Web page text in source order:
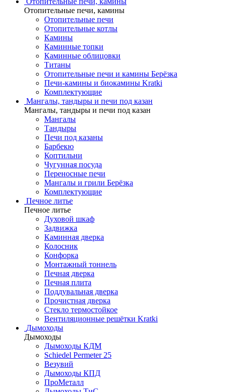
Отопительные печи, камины
Отопительные печи
Отопительные котлы
Камины
Каминные топки
Каминные облицовки
Титаны
Отопительные печи и камины Берёзка
Печи-камины и биокамины Kratki
Комплектующие
Мангалы, тандыры и печи под казан
Мангалы, тандыры и печи под казан
Мангалы
Тандыры
Печи под казаны
Барбекю
Коптильни
Чугунная посуда
Переносные печи
Мангалы и грили Берёзка
Комплектующие
Печное литье
Печное литье
Духовой шкаф
Задвижка
Каминная дверка
Колосник
Конфорка
Монтажный тоннель
Печная дверка
Печная плита
Поддувальная дверка
Прочистная дверка
Стекло термостойкое
Вентиляционные решётки Kratki
Дымоходы
Дымоходы
Дымоходы КДМ
Schiedel Permeter 25
Везувий
Дымоходы КПД
ПроМеталл